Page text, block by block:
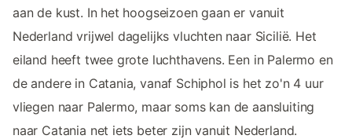
aan de kust. In het hoogseizoen gaan er vanuit
Nederland vrijwel dagelijks vluchten naar Sicilië. Het
eiland heeft twee grote luchthavens. Een in Palermo en
de andere in Catania, vanaf Schiphol is het zo'n 4 uur
vliegen naar Palermo, maar soms kan de aansluiting
naar Catania net iets beter zijn vanuit Nederland.